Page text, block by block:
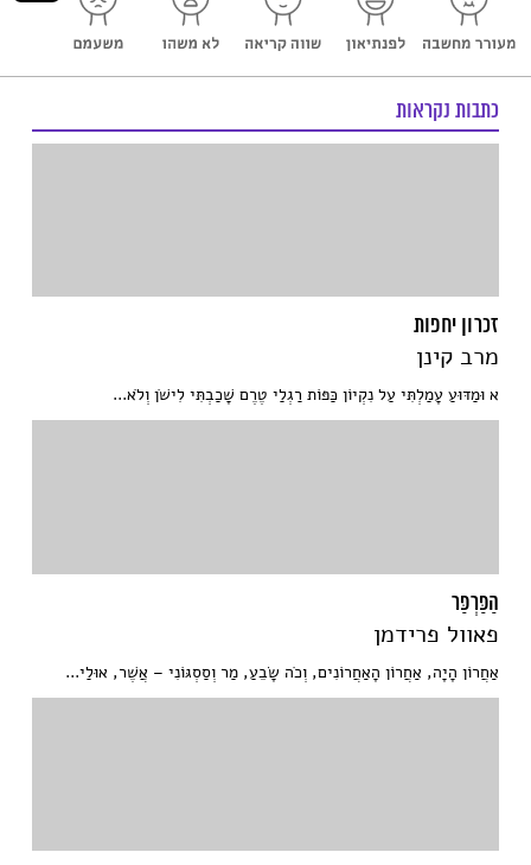
כתבות נקראות
זכרון יחפות
מרב קינן
א וּמַדּוּעַ עָמַלְתִּי עַל נִקְיוֹן כַּפּוֹת רַגְלַי טֶרֶם שָׁכַבְתִּי לִישֹׁן וְלֹא...
הַפַּרְפַּר
פאוול פרידמן
אַחֲרוֹן הָיָה, אַחֲרוֹן הָאַחֲרוֹנִים, וְכֹה שָׂבֵעַ, מַר וְסַסְגּוֹנִי – אֲשֶׁר, אוּלַי...